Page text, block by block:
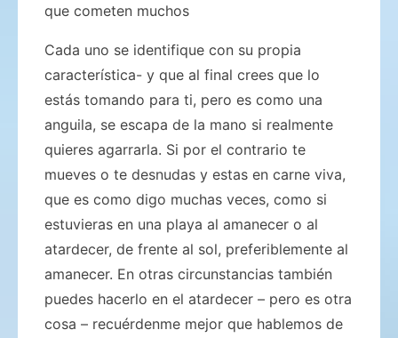
que cometen muchos
Cada uno se identifique con su propia
característica- y que al final crees que lo
estás tomando para ti, pero es como una
anguila, se escapa de la mano si realmente
quieres agarrarla. Si por el contrario te
mueves o te desnudas y estas en carne viva,
que es como digo muchas veces, como si
estuvieras en una playa al amanecer o al
atardecer, de frente al sol, preferiblemente al
amanecer. En otras circunstancias también
puedes hacerlo en el atardecer – pero es otra
cosa – recuérdenme mejor que hablemos de